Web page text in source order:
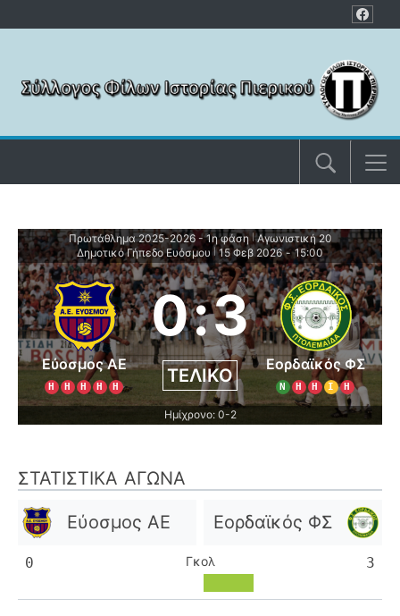
Πρωτάθλημα 2025-2026 - 1η φάση | Αγωνιστική 20
Δημοτικό Γήπεδο Ευόσμου
15 Φεβ 2026 - 15:00
Εύοσμος ΑΕ
Η Η Η Η Η
0:3
ΤΕΛΙΚΌ
Εορδαϊκός ΦΣ
Ν Η Η Ι Η
Ημίχρονο: 0-2
ΣΤΑΤΙΣΤΙΚΆ ΑΓΏΝΑ
Εύοσμος ΑΕ Εορδαϊκός ΦΣ
0 Γκολ 3